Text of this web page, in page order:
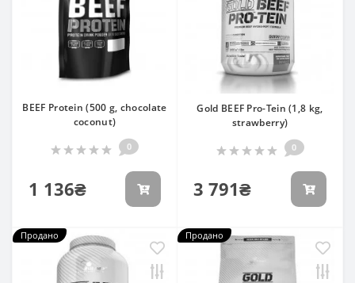
BEEF Protein (500 g, chocolate
coconut)
0
1 136₴
Gold BEEF Pro-Tein (1,8 kg,
strawberry)
0
3 791₴
Продано Продано